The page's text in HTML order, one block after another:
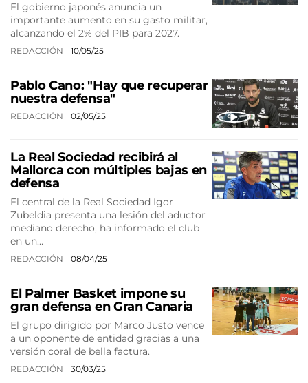
El gobierno japonés anuncia un
importante aumento en su gasto militar,
alcanzando el 2% del PIB para 2027.
REDACCIÓN 10/05/25
Pablo Cano: "Hay que recuperar
nuestra defensa"
REDACCIÓN 02/05/25
La Real Sociedad recibirá al
Mallorca con múltiples bajas en
defensa
El central de la Real Sociedad Igor
Zubeldia presenta una lesión del aductor
mediano derecho, ha informado el club
en un…
REDACCIÓN 08/04/25
El Palmer Basket impone su
gran defensa en Gran Canaria
El grupo dirigido por Marco Justo vence
a un oponente de entidad gracias a una
versión coral de bella factura.
REDACCIÓN 30/03/25